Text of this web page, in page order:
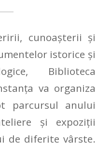
cunoașterii și
istorice și
Biblioteca
va organiza
parcursul anului
și expoziții
de diferite vârste.